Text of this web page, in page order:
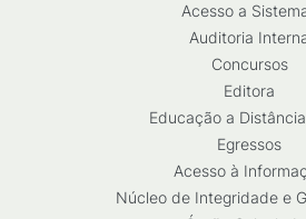
Acesso a
Auditoria
Concursos
Editora
Educação a
Egressos
Acesso à
Núcleo de Integridade e